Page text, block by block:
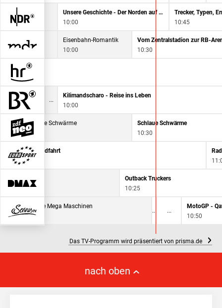
Unsere Geschichte - Der Norden auf Super 8
10:00
10:45
Eisenbahn-Romantik
10:00
Vom Zentralstadion zur RB-
10:30
NDR Talk Show
9:35
Kilimandscharo - Reise ins Leben
10:00
Schlaue Schwärme
9:45
Schlaue Schwärme
10:30
Polen-Rundfahrt
Truckers
Outback Truckers
10:25
Geniale Mega Maschinen
9:45
10:50
Das TV-Programm wird präsentiert von prisma.de
nach oben